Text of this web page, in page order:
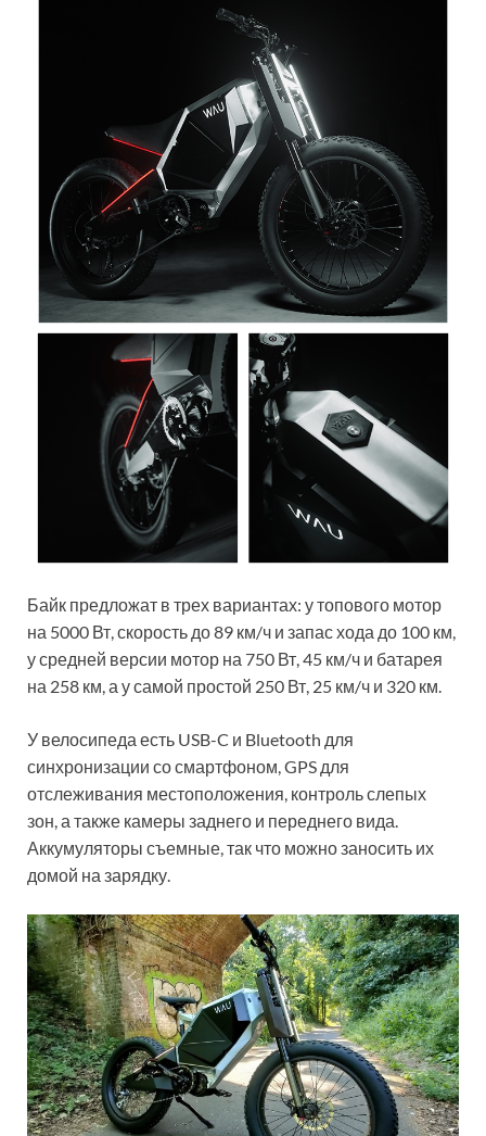
Байк предложат в трех вариантах: у топового мотор
на 5000 Вт, скорость до 89 км/ч и запас хода до 100 км,
у средней версии мотор на 750 Вт, 45 км/ч и батарея
на 258 км, а у самой простой 250 Вт, 25 км/ч и 320 км.
У велосипеда есть USB-C и Bluetooth для
синхронизации со смартфоном, GPS для
отслеживания местоположения, контроль слепых
зон, а также камеры заднего и переднего вида.
Аккумуляторы съемные, так что можно заносить их
домой на зарядку.